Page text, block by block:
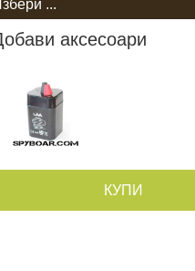
аксесоари
КУПИ